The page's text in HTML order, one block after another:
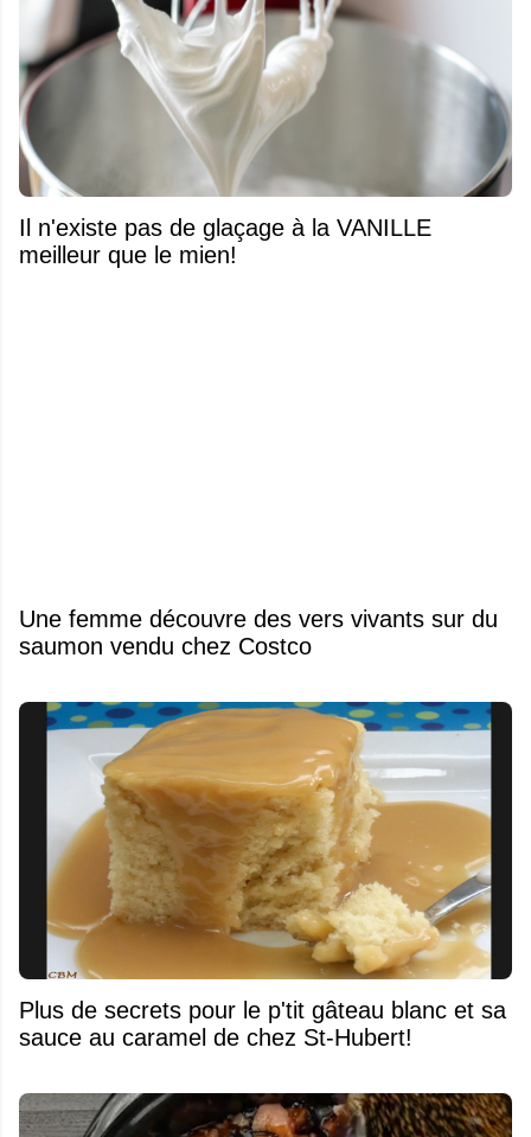
Il n'existe pas de glaçage à la VANILLE
meilleur que le mien!
Une femme découvre des vers vivants sur du
saumon vendu chez Costco
Plus de secrets pour le p'tit gâteau blanc et sa
sauce au caramel de chez St-Hubert!